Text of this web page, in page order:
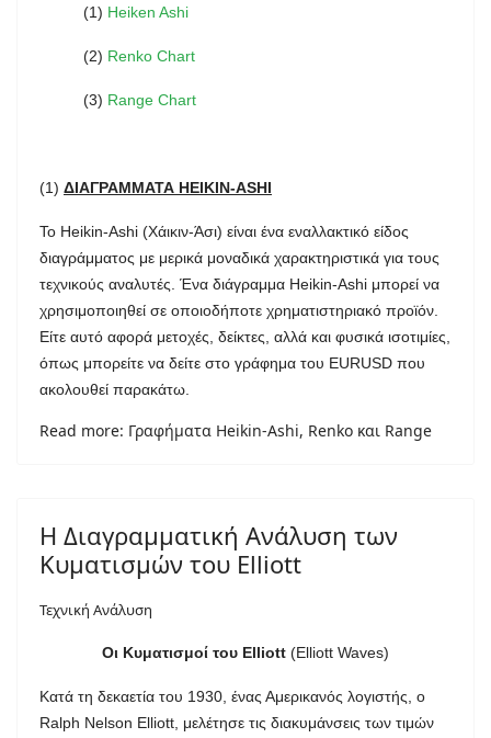
(1) Heiken Ashi
(2) Renko Chart
(3) Range Chart
(1) ΔΙΑΓΡΑΜΜΑΤΑ HEIKIN-ASHI
Το Heikin-Ashi (Χάικιν-Άσι) είναι ένα εναλλακτικό είδος
διαγράμματος με μερικά μοναδικά χαρακτηριστικά για τους
τεχνικούς αναλυτές. Ένα διάγραμμα Heikin-Ashi μπορεί να
χρησιμοποιηθεί σε οποιοδήποτε χρηματιστηριακό προϊόν.
Είτε αυτό αφορά μετοχές, δείκτες, αλλά και φυσικά ισοτιμίες,
όπως μπορείτε να δείτε στο γράφημα του EURUSD που
ακολουθεί παρακάτω.
Read more: Γραφήματα Heikin-Ashi, Renko και Range
Η Διαγραμματική Ανάλυση των
Κυματισμών του Elliott
Τεχνική Ανάλυση
Οι Κυματισμοί του Elliott (Elliott Waves)
Κατά τη δεκαετία του 1930, ένας Αμερικανός λογιστής, ο
Ralph Nelson Elliott, μελέτησε τις διακυμάνσεις των τιμών